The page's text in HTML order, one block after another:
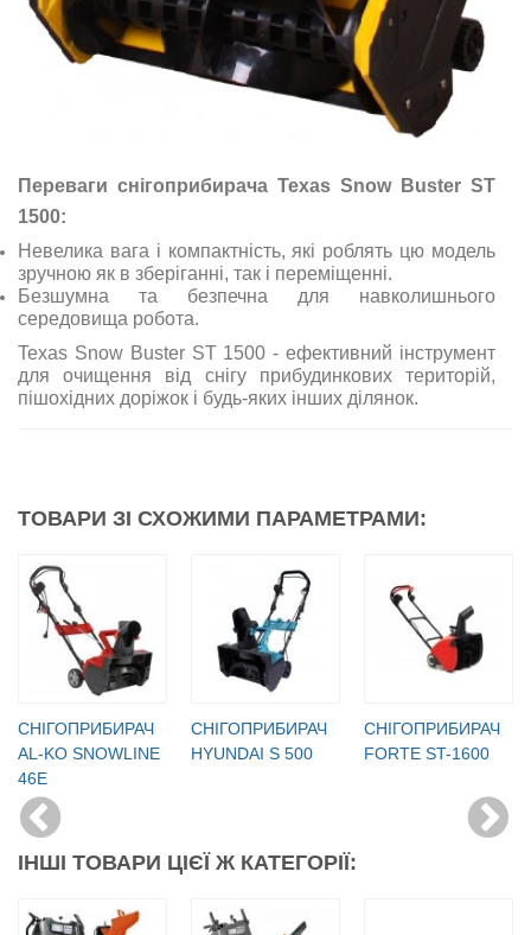
Переваги снігоприбирача Texas Snow Buster ST
1500:
Невелика вага і компактність, які роблять цю модель
зручною як в зберіганні, так і переміщенні.
Безшумна та безпечна для навколишнього
середовища робота.
Texas Snow Buster ST 1500 - ефективний інструмент
для очищення від снігу прибудинкових територій,
пішохідних доріжок і будь-яких інших ділянок.
ТОВАРИ ЗІ СХОЖИМИ ПАРАМЕТРАМИ:
СНІГОПРИБИРАЧ
AL-KO SNOWLINE
46E
СНІГОПРИБИРАЧ
HYUNDAI S 500
СНІГОПРИБИРАЧ
FORTE ST-1600
ІНШІ ТОВАРИ ЦІЄЇ Ж КАТЕГОРІЇ: